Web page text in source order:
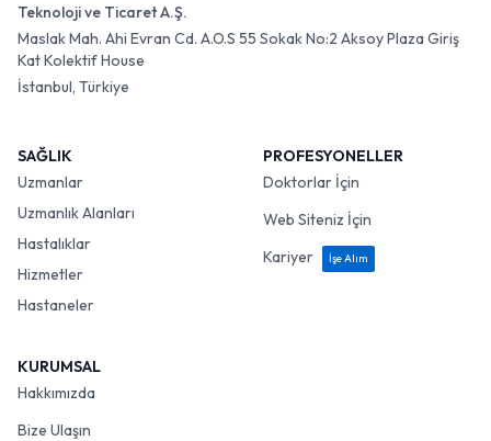
Teknoloji ve Ticaret A.Ş.
Maslak Mah. Ahi Evran Cd. A.O.S 55 Sokak No:2 Aksoy Plaza Giriş
Kat Kolektif House
İstanbul, Türkiye
SAĞLIK
Uzmanlar
Uzmanlık Alanları
Hastalıklar
Hizmetler
Hastaneler
PROFESYONELLER
Doktorlar İçin
Web Siteniz İçin
Kariyer
İşe Alım
KURUMSAL
Hakkımızda
Bize Ulaşın